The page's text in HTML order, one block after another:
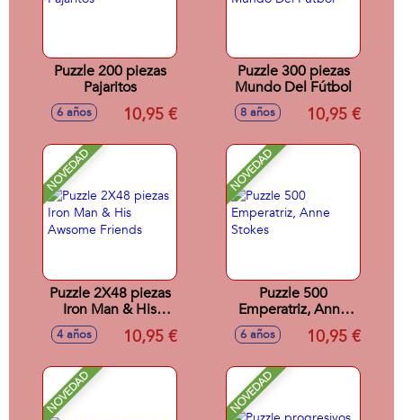
Puzzle 200 piezas
Pajaritos
6 años 10,95 €
Puzzle 300 piezas
Mundo Del Fútbol
8 años 10,95 €
NOVEDAD
Puzzle 2X48 piezas
Iron Man & His
Awsome Friends
4 años 10,95 €
NOVEDAD
Puzzle 500
Emperatriz, Anne
Stokes
6 años 10,95 €
NOVEDAD NOVEDAD